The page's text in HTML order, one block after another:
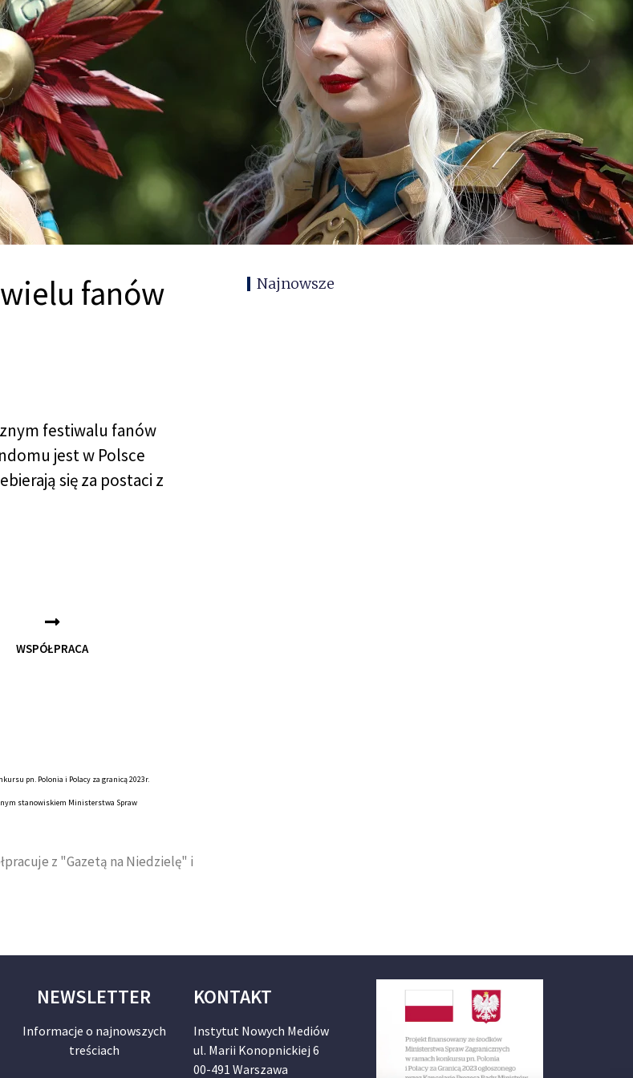
fanów
festiwalu fanów
jest w Polsce
się za postaci z
WSPÓŁPRACA
pn. Polonia i Polacy za granicą 2023r.
stanowiskiem Ministerstwa Spraw
z "Gazetą na Niedzielę" i
Najnowsze
NEWSLETTER
Informacje o najnowszych
treściach
KONTAKT
Instytut Nowych Mediów
ul. Marii Konopnickiej 6
00-491 Warszawa